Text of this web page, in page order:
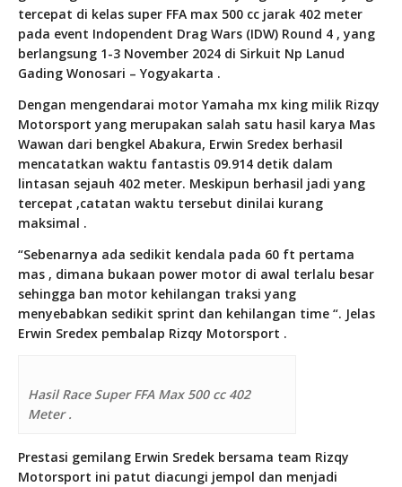
tercepat di kelas super FFA max 500 cc jarak 402 meter
pada event Indopendent Drag Wars (IDW) Round 4 , yang
berlangsung 1-3 November 2024 di Sirkuit Np Lanud
Gading Wonosari – Yogyakarta .
Dengan mengendarai motor Yamaha mx king milik Rizqy
Motorsport yang merupakan salah satu hasil karya Mas
Wawan dari bengkel Abakura, Erwin Sredex berhasil
mencatatkan waktu fantastis 09.914 detik dalam
lintasan sejauh 402 meter. Meskipun berhasil jadi yang
tercepat ,catatan waktu tersebut dinilai kurang
maksimal .
“Sebenarnya ada sedikit kendala pada 60 ft pertama
mas , dimana bukaan power motor di awal terlalu besar
sehingga ban motor kehilangan traksi yang
menyebabkan sedikit sprint dan kehilangan time “. Jelas
Erwin Sredex pembalap Rizqy Motorsport .
Hasil Race Super FFA Max 500 cc 402
Meter .
Prestasi gemilang Erwin Sredek bersama team Rizqy
Motorsport ini patut diacungi jempol dan menjadi